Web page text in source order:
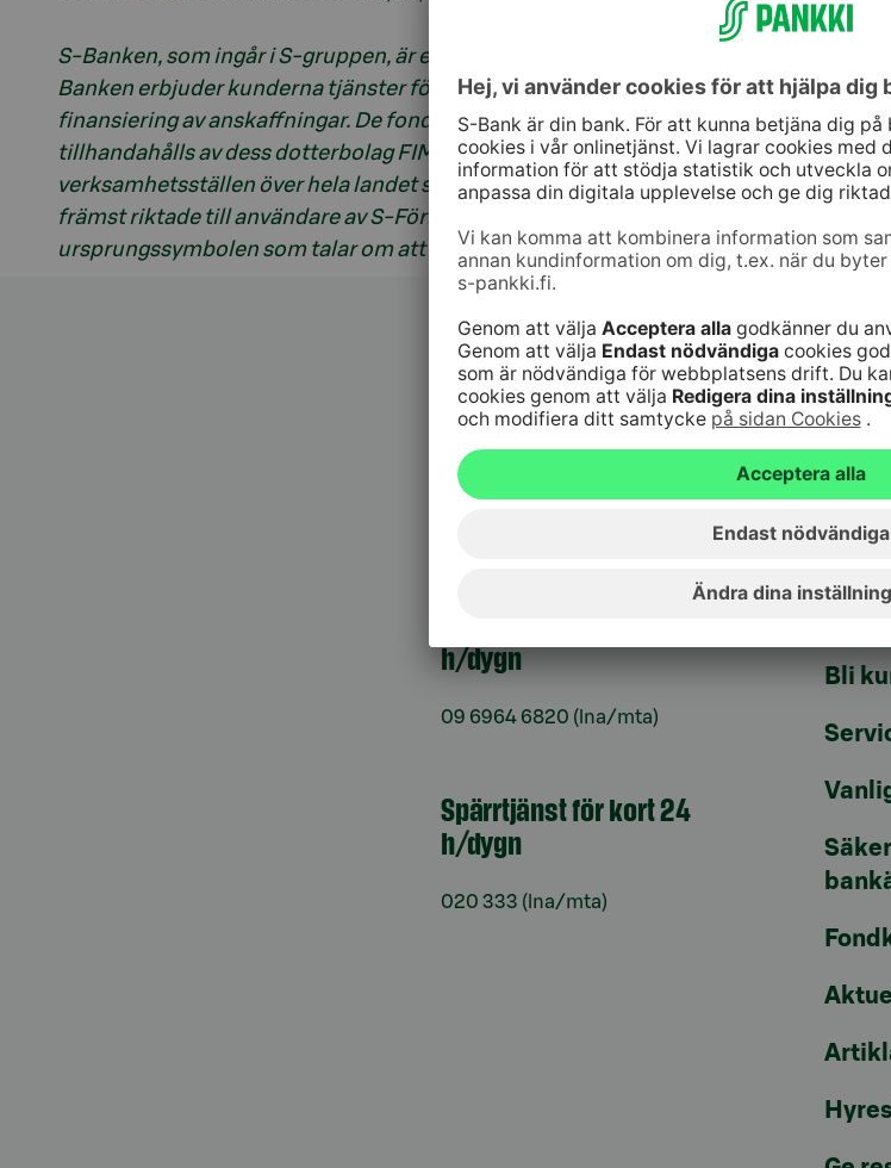
S-Banken, som ingår i S-gruppen, är en finländsk butiksbank med över 2,6 miljoner
Banken erbjuder kunderna tjänster för att sköta dagliga penningärenden, sparande
finansiering av anskaffningar. De fonder och kapitalförvaltningstjänster som S-
tillhandahålls av dess dotterbolag FIM. S-Banken betjänar sina kunder vid över 700
verksamhetsställen över hela landet samt via sin webbank och telefontjänst. S-
främst riktade till användare av S-Förmånskortet. S-Banken har beviljats
ursprungssymbolen som talar om att en vara eller en tjänst har producerats i
Kundtjänst
010 76 5810(lna/mta)
h/dygn
09 6964 6820 (lna/mta)
Spärrtjänst för kort 24
h/dygn
020 333 (lna/mta)
Bli